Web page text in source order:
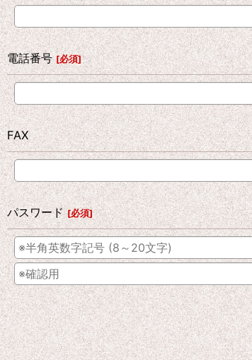
電話番号 [必須]
FAX
パスワード [必須]